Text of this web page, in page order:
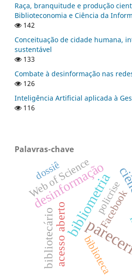
Raça, branquitude e produção
Biblioteconomia e Ciência da
142
Conceituação de cidade humana,
sustentável
133
Combate à desinformação nas
126
Inteligência Artificial aplicada à
116
Palavras-chave
bibliometria
desinformação
acesso aberto
bibliotecário Facebook
biblioteca
Web of Science
dossiê
policrise